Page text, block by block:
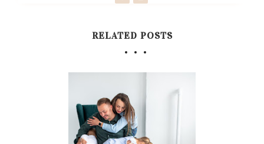
RELATED POSTS